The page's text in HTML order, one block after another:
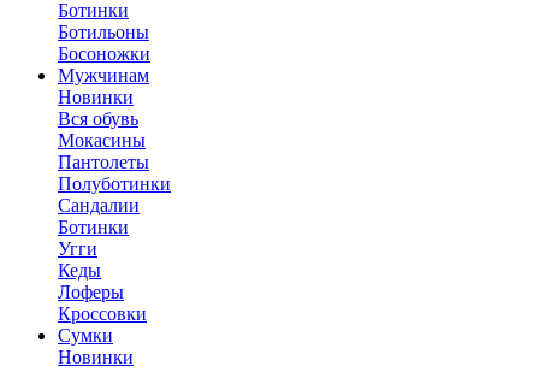
Ботинки
Ботильоны
Босоножки
Мужчинам
Новинки
Вся обувь
Мокасины
Пантолеты
Полуботинки
Сандалии
Ботинки
Угги
Кеды
Лоферы
Кроссовки
Сумки
Новинки